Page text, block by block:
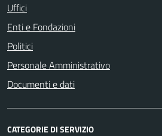
Uffici
Enti e Fondazioni
Politici
Personale Amministrativo
Documenti e dati
CATEGORIE DI SERVIZIO